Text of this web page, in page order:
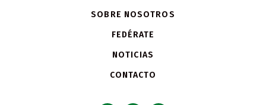
SOBRE NOSOTROS
FEDÉRATE
NOTICIAS
CONTACTO